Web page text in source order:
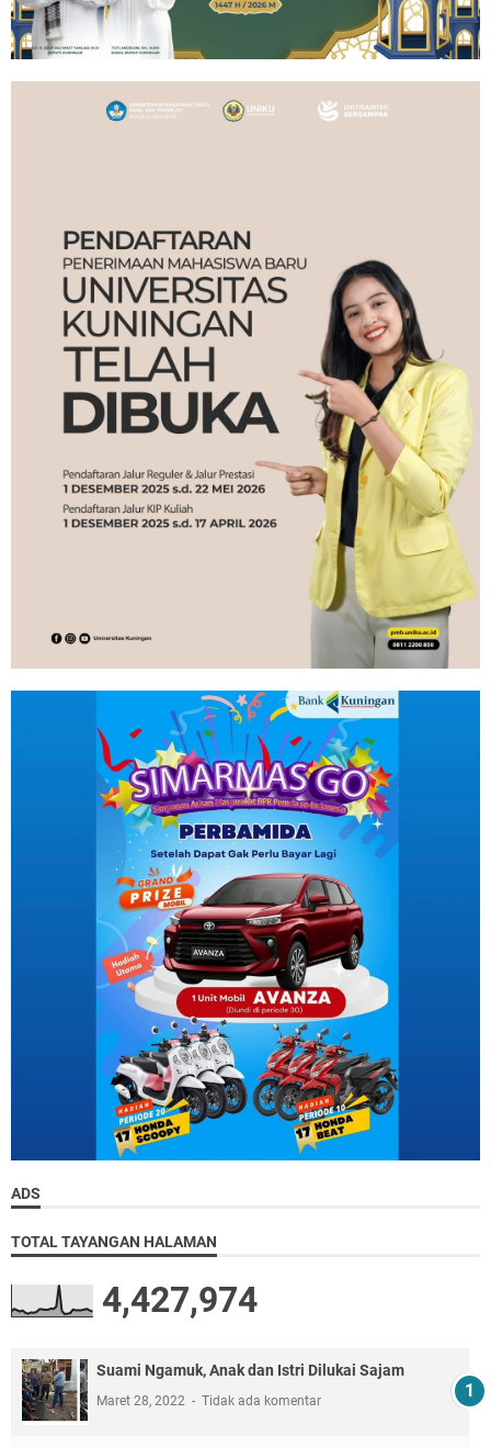
ADS
TOTAL TAYANGAN HALAMAN
4,427,974
Suami Ngamuk, Anak dan Istri Dilukai Sajam
Maret 28, 2022 Tidak ada komentar